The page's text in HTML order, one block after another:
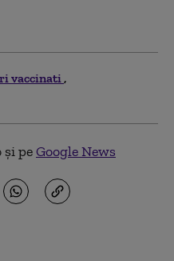
vaccinati
peGoogle News